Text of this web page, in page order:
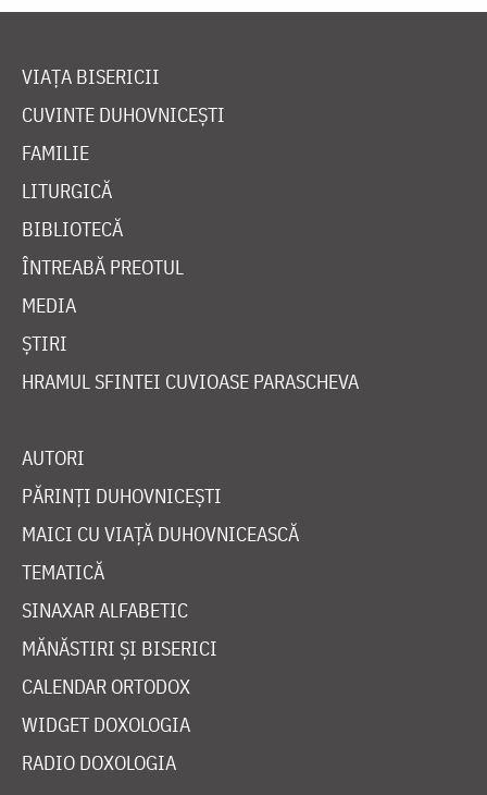
VIAȚA BISERICII
CUVINTE DUHOVNICEȘTI
FAMILIE
LITURGICĂ
BIBLIOTECĂ
ÎNTREABĂ PREOTUL
MEDIA
ȘTIRI
HRAMUL SFINTEI CUVIOASE PARASCHEVA
AUTORI
PĂRINȚI DUHOVNICEȘTI
MAICI CU VIAȚĂ DUHOVNICEASCĂ
TEMATICĂ
SINAXAR ALFABETIC
MĂNĂSTIRI ȘI BISERICI
CALENDAR ORTODOX
WIDGET DOXOLOGIA
RADIO DOXOLOGIA